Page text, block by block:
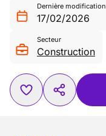
Dernière modification
17/02/2026
Secteur
Construction